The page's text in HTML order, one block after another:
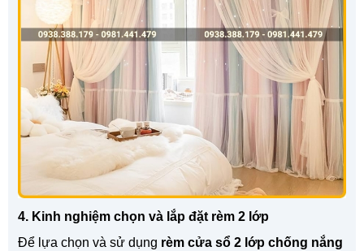
4. Kinh nghiệm chọn và lắp đặt rèm 2 lớp
Để lựa chọn và sử dụng rèm cửa sổ 2 lớp chống nắng